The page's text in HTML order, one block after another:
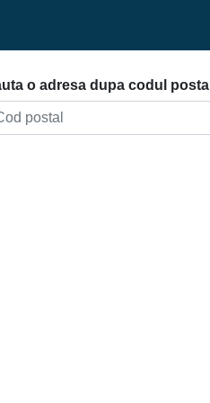
o adresa dupa codul postal